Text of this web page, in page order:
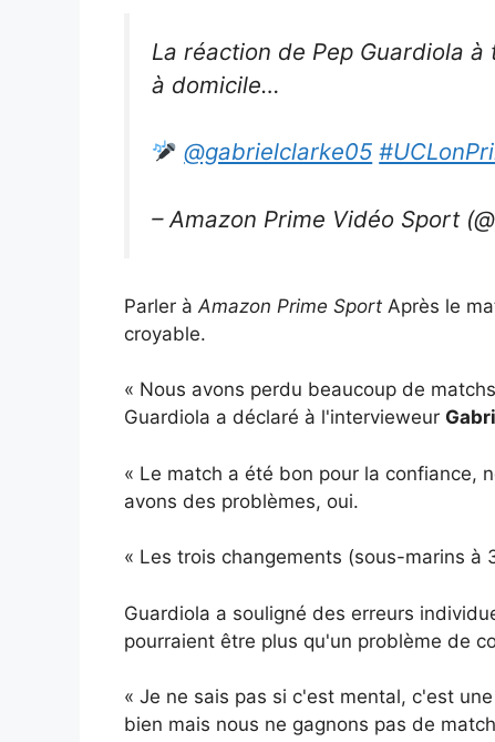
La réaction de Pep Guardiola
à domicile…
@gabrielclarke05
– Amazon Prime Vidéo Sport
Parler à Amazon Prime Sport Après le
croyable.
« Nous avons perdu beaucoup de
Guardiola a déclaré à l'intervieweur
« Le match a été bon pour la confiance,
avons des problèmes, oui.
« Les trois changements (sous-marins
Guardiola a souligné des erreurs
pourraient être plus qu'un problème de
« Je ne sais pas si c'est mental, c'est
bien mais nous ne gagnons pas de